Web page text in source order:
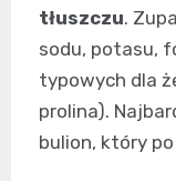
tłuszczu.
sodu, potasu,
typowych dla
prolina).
bulion, który